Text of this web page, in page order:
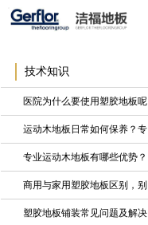
技术知识
医院为什么要使用塑胶地板呢
运动木地板日常如何保养？专
专业运动木地板有哪些优势？
商用与家用塑胶地板区别，别
塑胶地板铺装常见问题及解决